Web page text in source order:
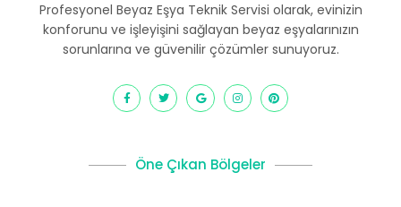
Profesyonel Beyaz Eşya Teknik Servisi olarak, evinizin
konforunu ve işleyişini sağlayan beyaz eşyalarınızın
sorunlarına ve güvenilir çözümler sunuyoruz.
Öne Çıkan Bölgeler